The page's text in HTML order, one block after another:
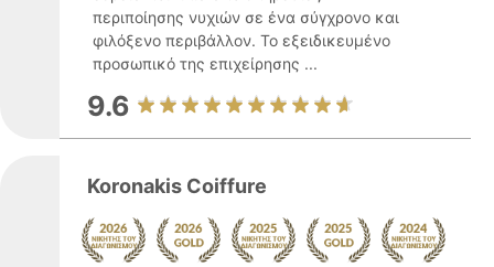
περιποίησης νυχιών σε ένα σύγχρονο και
φιλόξενο περιβάλλον. Το εξειδικευμένο
προσωπικό της επιχείρησης ...
9.6
Koronakis Coiffure